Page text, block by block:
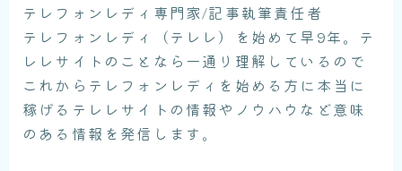
テレフォンレディ専門家/記事執筆責任者
テレフォンレディ（テレレ）を始めて早9年。テ
レレサイトのことなら一通り理解しているので
これからテレフォンレディを始める方に本当に
稼げるテレレサイトの情報やノウハウなど意味
のある情報を発信します。